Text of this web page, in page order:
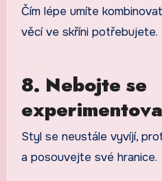
Čím lépe umíte
věcí ve skříni potřebujete.
8. Nebojte se
Styl se neustále vyvíjí,
a posouvejte své hranice.